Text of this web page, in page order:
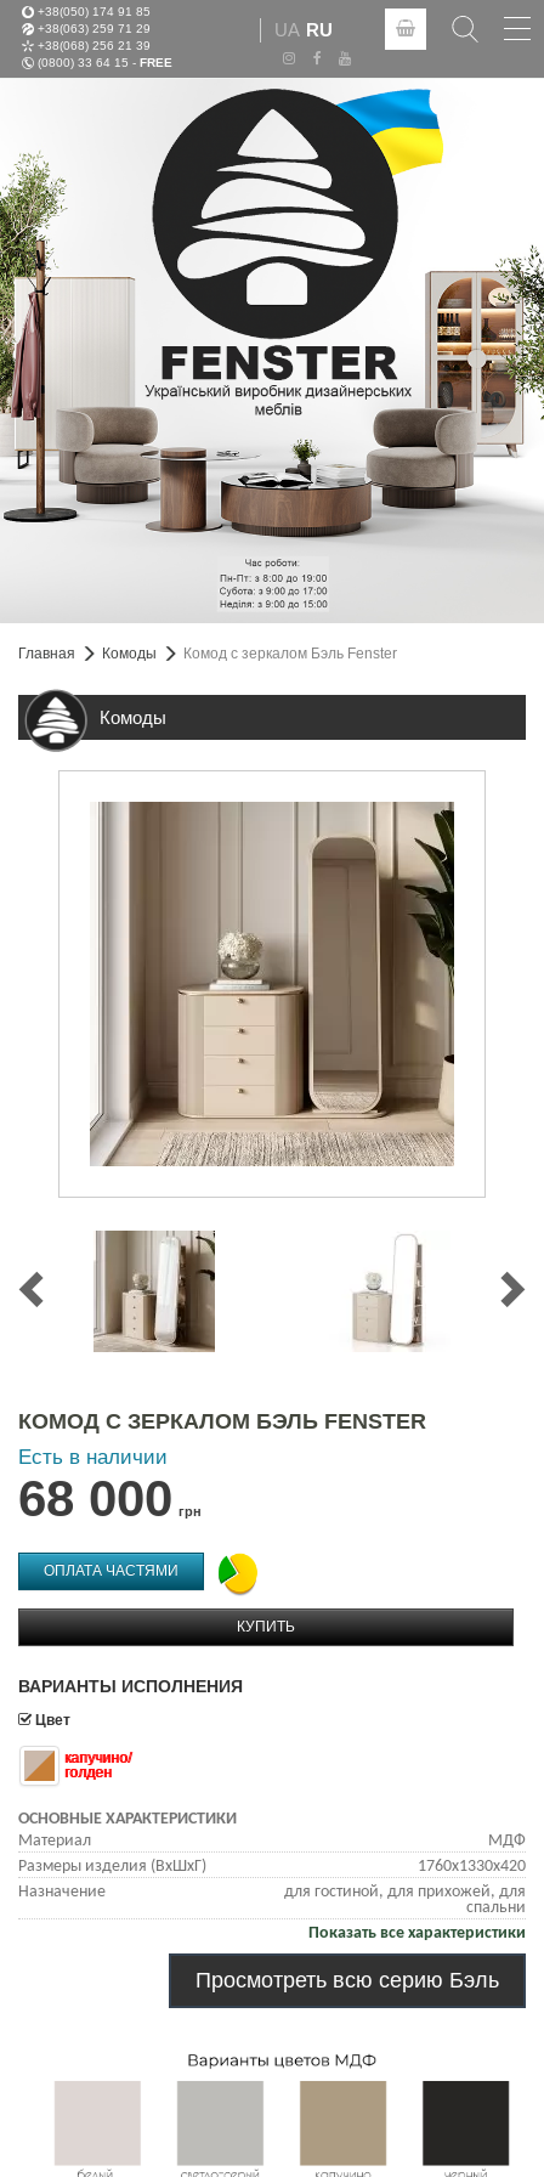
+38(050) 174 91 85
+38(063) 259 71 29
+38(068) 256 21 39
(0800) 33 64 15 - FREE
UA RU
Главная Комоды Комод с зеркалом Бэль Fenster
Комоды
КОМОД С ЗЕРКАЛОМ БЭЛЬ FENSTER
Есть в наличии
68 000 грн
ОПЛАТА ЧАСТЯМИ
КУПИТЬ
ВАРИАНТЫ ИСПОЛНЕНИЯ
Цвет
капучино/
голден
ОСНОВНЫЕ ХАРАКТЕРИСТИКИ
Материал
МДФ
Размеры изделия (ВхШхГ)
1760х1330х420
Назначение
для гостиной, для прихожей, для
спальни
Показать все характеристики
Просмотреть всю серию Бэль